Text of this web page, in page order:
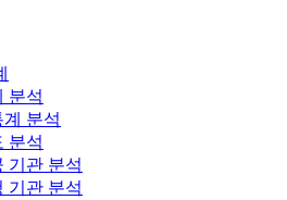
분석
분석
분석
기관 분석
기관 분석